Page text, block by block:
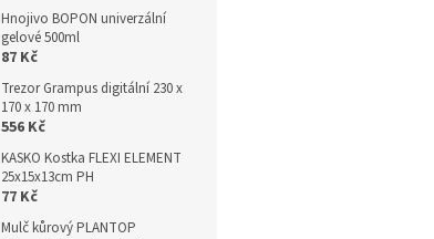
Hnojivo BOPON univerzální
gelové 500ml
87 Kč
Trezor Grampus digitální 230 x
170 x 170 mm
556 Kč
KASKO Kostka FLEXI ELEMENT
25x15x13cm PH
77 Kč
Mulč kůrový PLANTOP